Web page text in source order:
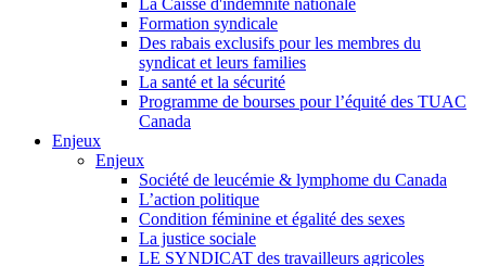
La Caisse d'indemnité nationale
Formation syndicale
Des rabais exclusifs pour les membres du
syndicat et leurs families
La santé et la sécurité
Programme de bourses pour l’équité des TUAC
Canada
Enjeux
Enjeux
Société de leucémie & lymphome du Canada
L’action politique
Condition féminine et égalité des sexes
La justice sociale
LE SYNDICAT des travailleurs agricoles